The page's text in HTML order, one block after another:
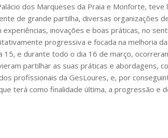
dos Marqueses da Praia e Monforte,
de grande partilha, diversas organizações
experiências, inovações e boas práticas, no
progressiva e focada na melhoria
15, e durante todo o dia 16 de março,
partilhar as suas práticas e abordagens,
profissionais da GesLoures, e, por
terá como finalidade última, a progressão e